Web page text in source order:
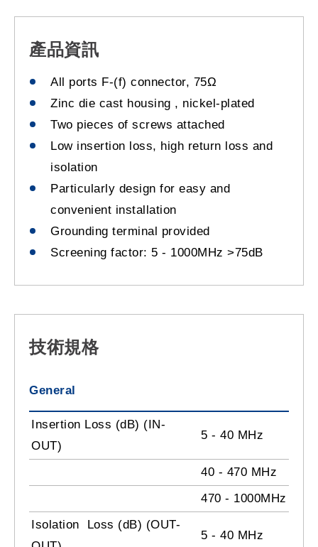
產品資訊
All ports F-(f) connector, 75Ω
Zinc die cast housing , nickel-plated
Two pieces of screws attached
Low insertion loss, high return loss and
isolation
Particularly design for easy and
convenient installation
Grounding terminal provided
Screening factor: 5 - 1000MHz >75dB
技術規格
General
Insertion Loss (dB) (IN-
OUT)
5 - 40 MHz
40 - 470 MHz
470 - 1000MHz
Isolation Loss (dB) (OUT-
5 - 40 MHz